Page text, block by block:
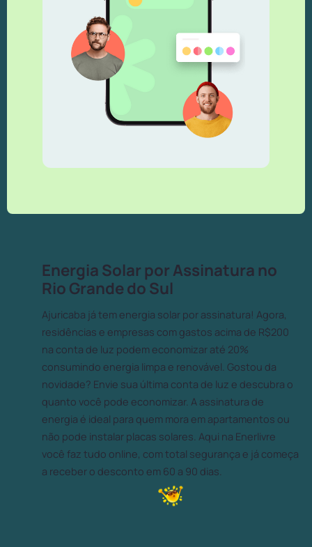
Energia Solar por Assinatura no
Rio Grande do Sul
Ajuricaba já tem energia solar por assinatura! Agora,
residências e empresas com gastos acima de R$200
na conta de luz podem economizar até 20%
consumindo energia limpa e renovável. Gostou da
novidade? Envie sua última conta de luz e descubra o
quanto você pode economizar. A assinatura de
energia é ideal para quem mora em apartamentos ou
não pode instalar placas solares. Aqui na Enerlivre
você faz tudo online, com total segurança e já começa
a receber o desconto em 60 a 90 dias.